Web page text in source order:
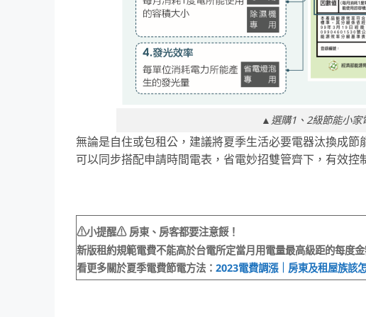
▲選購1、2級節能小家
無論是自住或包租公，建議將夏季生活必要電器汰換成
可以同步搭配申請時間電表，省電妙招雙管齊下，有效控
⚠小提醒⚠房東、房客都要注意餒！
新版租約規範電費不能高於台電所定當月用電量最高級距的每度金
看更多關於夏季電費節電方法： 2023電費調漲｜房東及租屋族該